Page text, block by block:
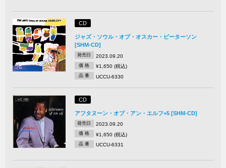
CD
ジャズ・ソウル・オブ・オスカー・ピーターソン
[SHM-CD]
発売日 2023.09.20
価 格 ¥1,650 (税込)
品 番 UCCU-6330
CD
アフタヌーン・オブ・アン・エルフ+5 [SHM-CD]
発売日 2023.09.20
価 格 ¥1,650 (税込)
品 番 UCCU-6331